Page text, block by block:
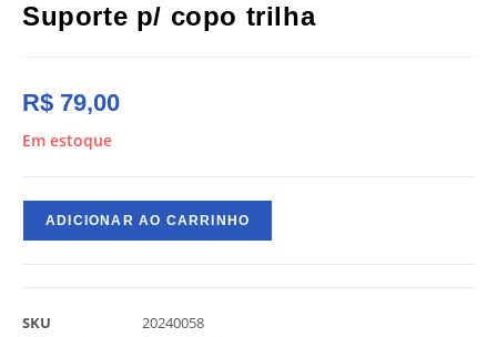
Suporte p/ copo trilha
R$ 79,00
Em estoque
ADICIONAR AO CARRINHO
SKU
20240058